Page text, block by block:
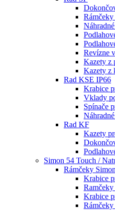
Rámčeky
Revízne
Kazety z
Kazety z
Rad KSE IP66
Krabice
Vklady
Spínače
Rad KF
Kazety
Simon 54 Touch /
Rámčeky
Krabice
Ramčeky
Krabice
Rámčeky